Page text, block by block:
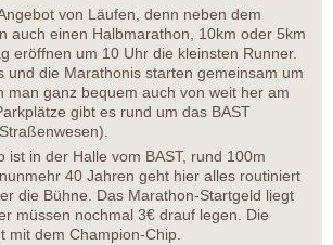
von Läufen, denn neben dem
auch einen Halbmarathon, 10km oder 5km
eröffnen um 10 Uhr die kleinsten Runner.
und die Marathonis starten gemeinsam um
man ganz bequem auch von weit her am
gibt es rund um das BAST
ist in der Halle vom BAST, rund 100m
40 Jahren geht hier alles routiniert
die Bühne. Das Marathon-Startgeld liegt
müssen nochmal 3€ drauf legen. Die
mit dem Champion-Chip.